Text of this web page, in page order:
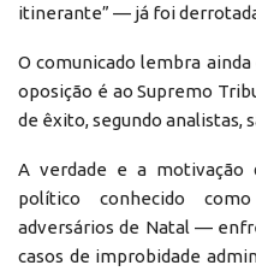
itinerante” — já foi
O comunicado lembra
oposição é ao Supremo
de êxito, segundo analistas,
A verdade e a motivação
político conhecido
adversários de Natal —
casos de improbidade